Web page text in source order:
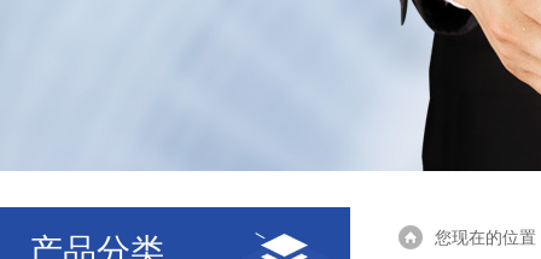
产品分类 您现在的位置